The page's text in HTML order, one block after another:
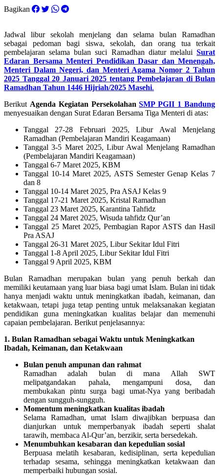
Bagikan
Jadwal libur sekolah menjelang dan selama bulan Ramadhan
sebagai pedoman bagi siswa, sekolah, dan orang tua terkait
pembelajaran selama bulan suci Ramadhan diatur melalui Surat
Edaran Bersama Menteri Pendidikan Dasar dan Menengah,
Menteri Dalam Negeri, dan Menteri Agama Nomor 2 Tahun
2025 Tanggal 20 Januari 2025 tentang Pembelajaran di Bulan
Ramadhan Tahun 1446 Hijriah/2025 Masehi.
Berikut Agenda Kegiatan PersekolahanSMP PGII 1 Bandung
menyesuaikan dengan Surat Edaran Bersama Tiga Menteri di atas:
Tanggal 27-28 Februari 2025, Libur Awal Menjelang
Ramadhan (Pembelajaran Mandiri Keagamaan)
Tanggal 3-5 Maret 2025, Libur Awal Menjelang Ramadhan
(Pembelajaran Mandiri Keagamaan)
Tanggal 6-7 Maret 2025, KBM
Tanggal 10-14 Maret 2025, ASTS Semester Genap Kelas 7
dan 8
Tanggal 10-14 Maret 2025, Pra ASAJ Kelas 9
Tanggal 17-21 Maret 2025, Kristal Ramadhan
Tanggal 23 Maret 2025, Karantina Tahfidz
Tanggal 24 Maret 2025, Wisuda tahfidz Qur’an
Tanggal 25 Maret 2025, Pembagian Rapor ASTS dan Hasil
Pra ASAJ
Tanggal 26-31 Maret 2025, Libur Sekitar Idul Fitri
Tanggal 1-8 April 2025, Libur Sekitar Idul Fitri
Tanggal 9 April 2025, KBM
Bulan Ramadhan merupakan bulan yang penuh berkah dan
memiliki keutamaan yang luar biasa bagi umat Islam. Bulan ini tidak
hanya menjadi waktu untuk meningkatkan ibadah, keimanan, dan
ketakwaan, tetapi juga tetap penting untuk melaksanakan kegiatan
pendidikan guna meningkatkan kualitas belajar dan memenuhi
capaian pembelajaran. Berikut penjelasannya:
1. Bulan Ramadhan sebagai Waktu untuk Meningkatkan
Ibadah, Keimanan, dan Ketakwaan
Bulan penuh ampunan dan rahmat
Ramadhan adalah bulan di mana Allah SWT
melipatgandakan pahala, mengampuni dosa, dan
membukakan pintu surga bagi umat-Nya yang beribadah
dengan sungguh-sungguh.
Momentum meningkatkan kualitas ibadah
Selama Ramadhan, umat Islam diwajibkan berpuasa dan
dianjurkan untuk memperbanyak ibadah seperti shalat
tarawih, membaca Al-Qur’an, berzikir, serta bersedekah.
Menumbuhkan kesabaran dan kepedulian sosial
Berpuasa melatih kesabaran, kedisiplinan, serta kepedulian
terhadap sesama, sehingga meningkatkan ketakwaan dan
memperbaiki hubungan sosial.